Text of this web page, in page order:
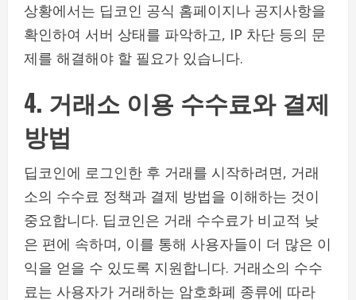
상황에서는 딥코인 공식 홈페이지나 공지사항을
확인하여 서버 상태를 파악하고, IP 차단 등의 문
제를 해결해야 할 필요가 있습니다.
4. 거래소 이용 수수료와 결제
방법
딥코인에 로그인한 후 거래를 시작하려면, 거래
소의 수수료 정책과 결제 방법을 이해하는 것이
중요합니다. 딥코인은 거래 수수료가 비교적 낮
은 편에 속하며, 이를 통해 사용자들이 더 많은 이
익을 얻을 수 있도록 지원합니다. 거래소의 수수
료는 사용자가 거래하는 암호화폐 종류에 따라